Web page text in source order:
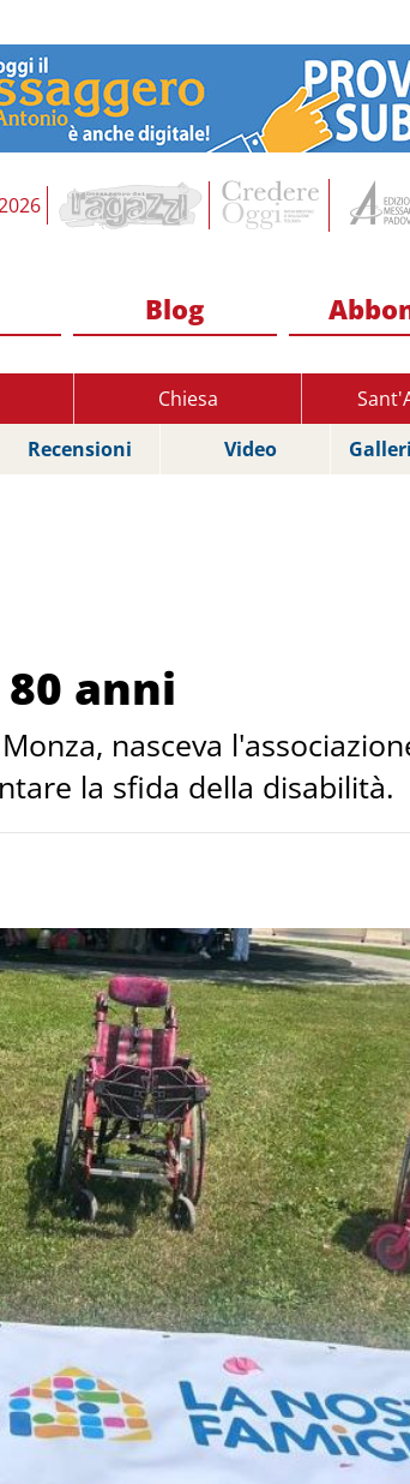
Blog
Chiesa
Recensioni Video
anni
nasceva
la sfida della disabilità.